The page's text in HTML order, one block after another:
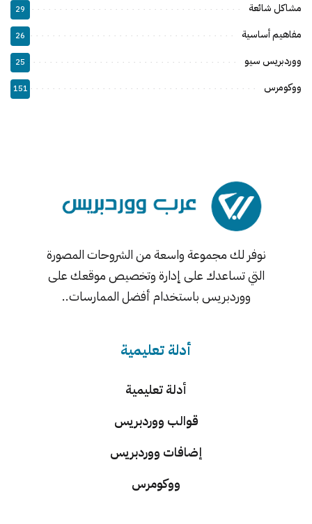
مشاكل شائعة 29
مفاهيم أساسية 26
ووردبريس سيو 25
ووكومرس 151
نوفر لك مجموعة واسعة من الشروحات المصورة
التي تساعدك على إدارة وتخصيص موقعك على
ووردبريس باستخدام أفضل الممارسات..
أدلة تعليمية
أدلة تعليمية
قوالب ووردبريس
إضافات ووردبريس
ووكومرس